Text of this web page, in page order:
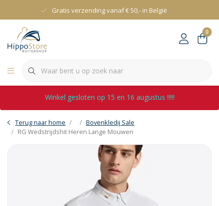
Gratis verzending vanaf € 50,- in België
0
Winkel gesloten op 15 en 16 augustus !!!!!
Terug naar home
Bovenkledij Sale
RG Wedstrijdshit Heren Lange Mouwen